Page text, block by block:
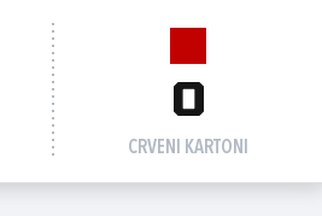
0
CRVENI KARTONI